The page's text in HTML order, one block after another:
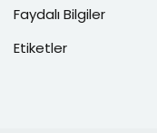
Faydalı Bilgiler
Etiketler